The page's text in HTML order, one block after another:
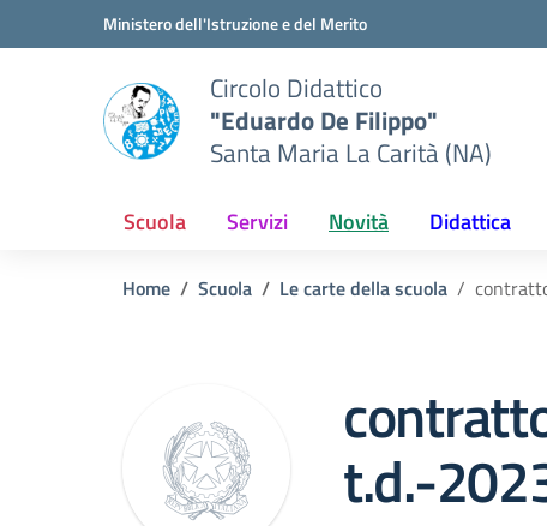
Vai ai contenuti
Vai al menu di navigazioneMinistero dell'Istruzione e del Merito
Circolo Didattico
"Eduardo De Filippo"
Santa Maria La Carità (NA)
Scuola Servizi Novità Didattica
Home Scuola Le carte della scuola
t.d.-